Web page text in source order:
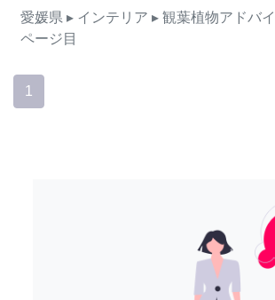
愛媛県 ▸ インテリア ▸ 観葉植物アドバ
ページ目
1